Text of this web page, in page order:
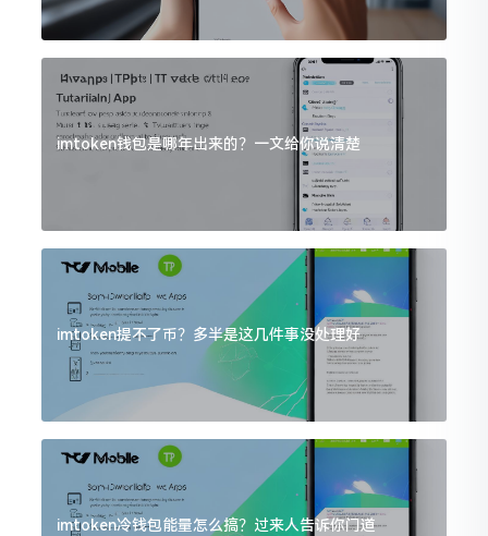
imtoken钱包是哪年出来的？一文给你说清楚
imtoken提不了币？多半是这几件事没处理好
imtoken冷钱包能量怎么搞？过来人告诉你门道